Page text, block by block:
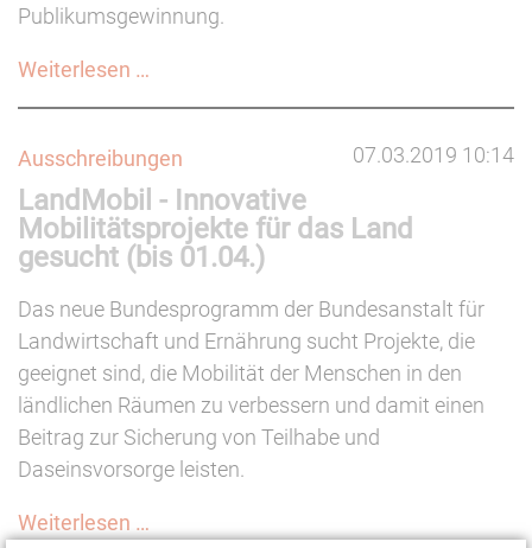
Publikumsgewinnung.
Weiterlesen …
Filterblase
07.03.2019 10:14
Ausschreibungen
LandMobil - Innovative
Mobilitätsprojekte für das Land
gesucht (bis 01.04.)
Das neue Bundesprogramm der Bundesanstalt für
Landwirtschaft und Ernährung sucht Projekte, die
geeignet sind, die Mobilität der Menschen in den
ländlichen Räumen zu verbessern und damit einen
Beitrag zur Sicherung von Teilhabe und
Daseinsvorsorge leisten.
Weiterlesen …